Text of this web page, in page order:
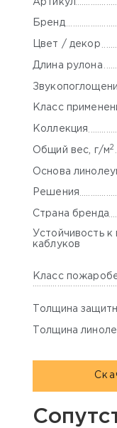
Артикул
Бренд
Цвет / декор
Длина рулона
Класс
Коллекция
Общий вес, г/м2
Основа
Решения
Страна бренда
Устойчивость
каблуков
Класс
Толщина
Толщина